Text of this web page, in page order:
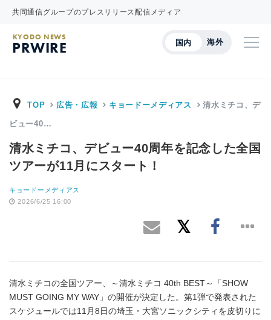
共同通信グループのプレスリリース配信メディア
国内 海外
KYODO NEWS
PRWIRE
TOP 広告・広報 キョードーメディアス 清水ミチコ、デ
ビュー40…
清水ミチコ、デビュー40周年を記念した全国
ツアーが11月にスタート！
キョードーメディアス
2026/6/25 16:00
清水ミチコの全国ツアー、～清水ミチコ 40th BEST～「SHOW
MUST GOING MY WAY」の開催が決定した。第1弾で発表された
スケジュールでは11月8日の埼玉・大宮ソニックシティを皮切りに